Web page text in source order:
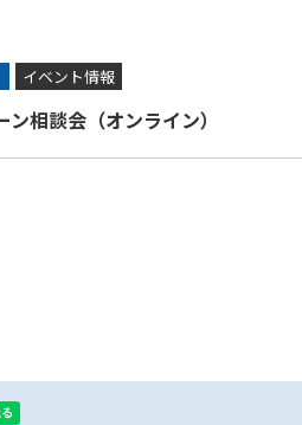
イベント情報
相談会（オンライン）